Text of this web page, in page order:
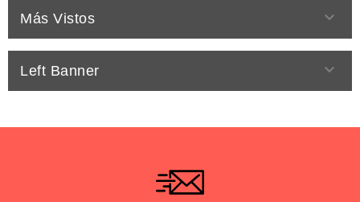
Más Vistos 
Left Banner 